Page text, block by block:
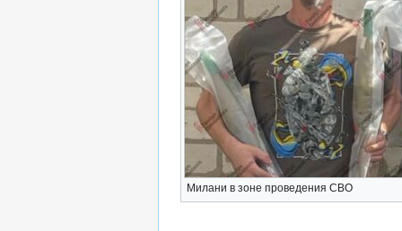
Милани в зоне проведения СВО